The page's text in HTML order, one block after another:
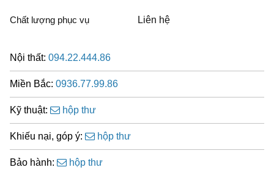
Chất lượng phục vụ Liên hệ
Nội thất: 094.22.444.86
Miền Bắc: 0936.77.99.86
Kỹ thuật: hộp thư
Khiếu nại, góp ý: hộp thư
Bảo hành: hộp thư